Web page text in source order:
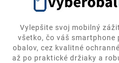
Vylepšite svoj mobilný
všetko, čo váš smartphone
obalov, cez kvalitné
až po praktické držiaky a